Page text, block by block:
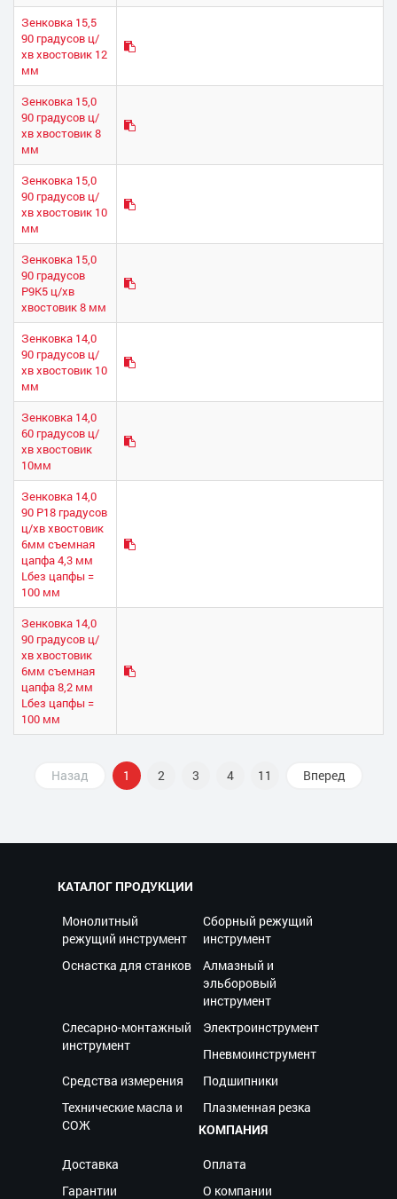
Зенковка 15,5
90 градусов ц/
хв хвостовик 12
мм
Зенковка 15,0
90 градусов ц/
хв хвостовик 8
мм
Зенковка 15,0
90 градусов ц/
хв хвостовик 10
мм
Зенковка 15,0
90 градусов
Р9К5 ц/хв
хвостовик 8 мм
Зенковка 14,0
90 градусов ц/
хв хвостовик 10
мм
Зенковка 14,0
60 градусов ц/
хв хвостовик
10мм
Зенковка 14,0
90 Р18 градусов
ц/хв хвостовик
6мм съемная
цапфа 4,3 мм
Lбез цапфы =
100 мм
Зенковка 14,0
90 градусов ц/
хв хвостовик
6мм съемная
цапфа 8,2 мм
Lбез цапфы =
100 мм
Назад 1 2 3 4 11 Вперед
КАТАЛОГ ПРОДУКЦИИ
Монолитный
режущий инструмент
Сборный режущий
инструмент
Оснастка для станков
Алмазный и
эльборовый
инструмент
Слесарно-монтажный
инструмент
Электроинструмент
Пневмоинструмент
Средства измерения
Подшипники
Технические масла и
СОЖ
Плазменная резка
КОМПАНИЯ
Доставка
Оплата
Гарантии
О компании